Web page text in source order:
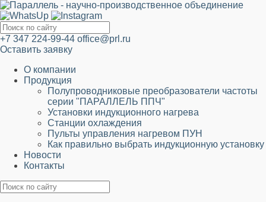
+7 347 224-99-44 office@prl.ru
Оставить заявку
О компании
Продукция
Полупроводниковые преобразователи частоты
серии "ПАРАЛЛЕЛЬ ППЧ"
Установки индукционного нагрева
Станции охлаждения
Пульты управления нагревом ПУН
Как правильно выбрать индукционную установку
Новости
Контакты